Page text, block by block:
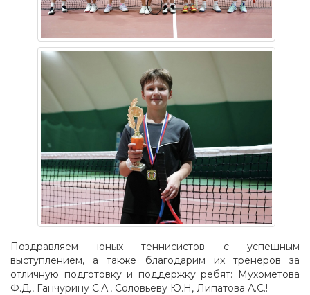
Поздравляем юных теннисистов с успешным
выступлением, а также благодарим их тренеров за
отличную подготовку и поддержку ребят: Мухометова
Ф.Д., Ганчурину С.А., Соловьеву Ю.Н, Липатова А.С.!